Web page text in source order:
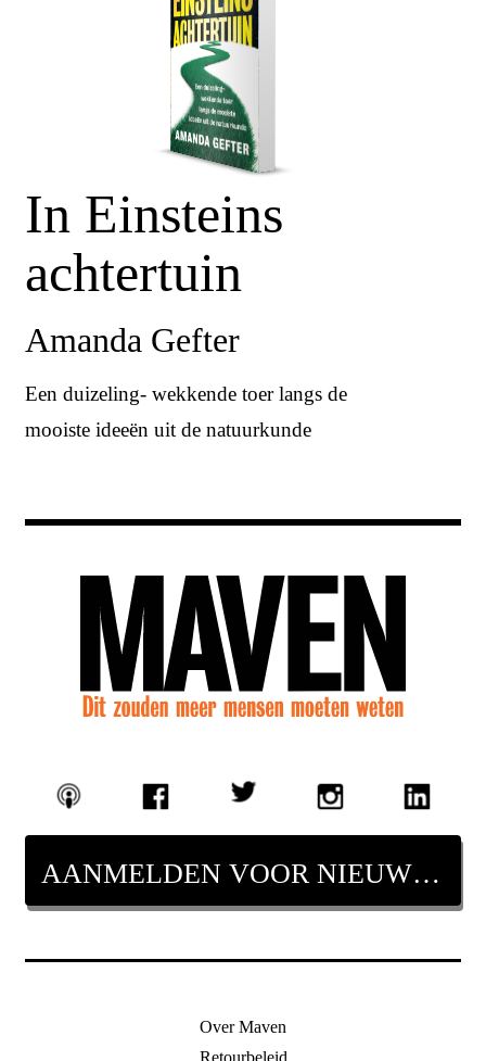
In Einsteins
achtertuin
Amanda Gefter
Een duizeling- wekkende toer langs de
mooiste ideeën uit de natuurkunde
AANMELDEN VOOR NIEUWSBRIEF
Over Maven
Retourbeleid